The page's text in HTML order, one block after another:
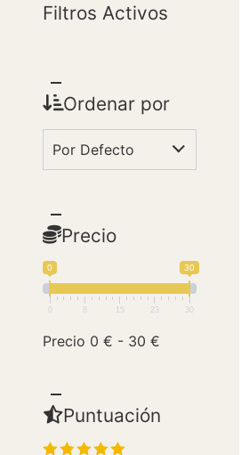
Filtros Activos
Ordenar por
Precio
0 30
0 8 15 23 30
Precio 0 € - 30 €
Puntuación